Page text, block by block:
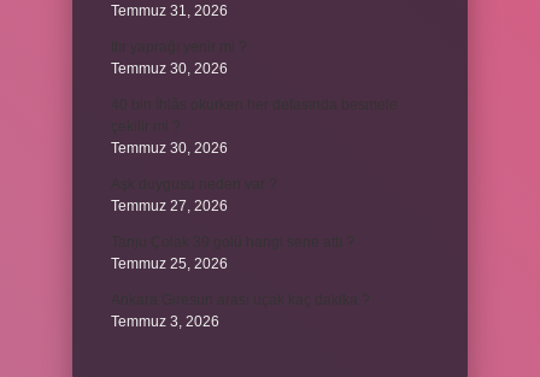
Temmuz 31, 2026
Itır yaprağı yenir mi ?
Temmuz 30, 2026
40 bin İhlâs okurken her defasında besmele
Temmuz 30, 2026
Temmuz 27, 2026
Temmuz 25, 2026
Temmuz 3, 2026